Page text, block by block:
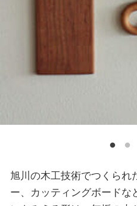
旭川の木工技術でつくられ
ー、カッティングボードな